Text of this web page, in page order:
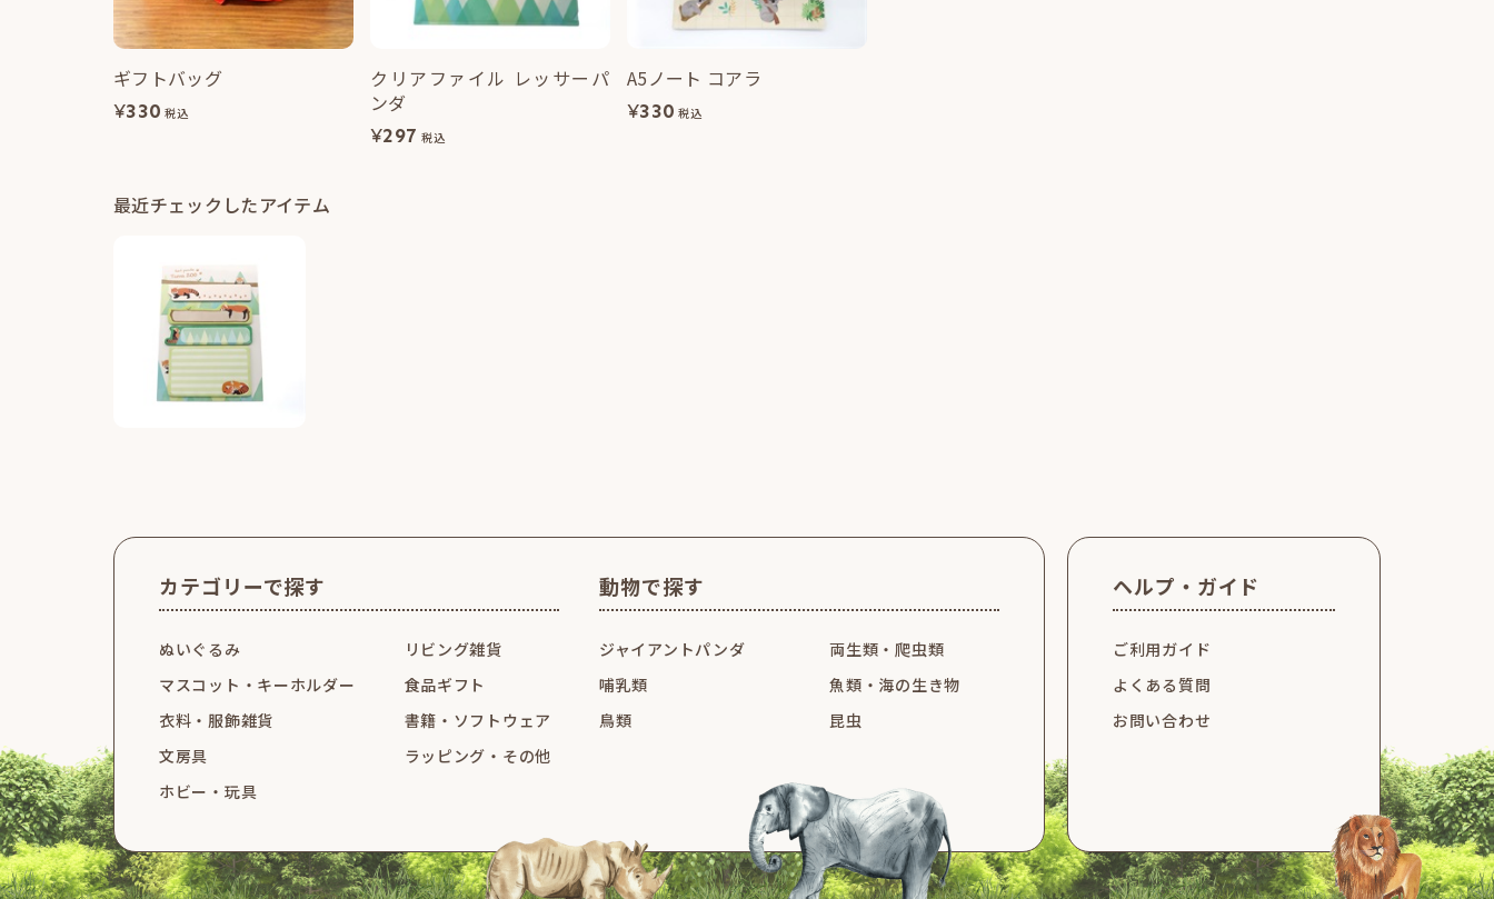
ギフトバッグ
¥330 税込
クリアファイル レッサーパ
ンダ
¥297 税込
A5ノート コアラ
¥330 税込
最近チェックしたアイテム
カテゴリーで探す
ぬいぐるみ
マスコット・ キーホルダー
衣料・服飾雑貨
文房具
ホビー・玩具
リビング雑貨
食品ギフト
書籍・ソフトウェア
ラッピング・その他
動物で探す
ジャイアントパンダ
哺乳類
鳥類
両生類・爬虫類
魚類・海の生き物
昆虫
ヘルプ・ガイド
ご利用ガイド
よくある質問
お問い合わせ